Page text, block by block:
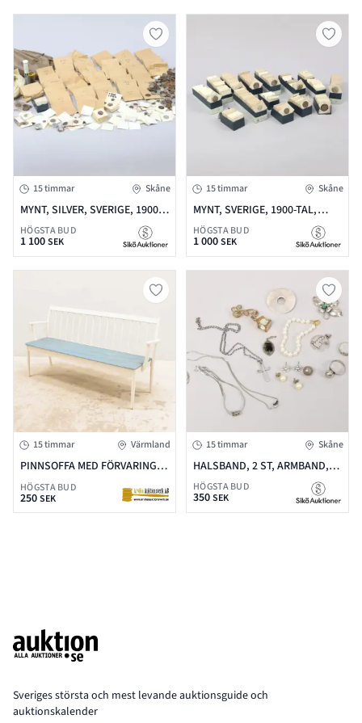
15 timmar Skåne
MYNT, SILVER, SVERIGE, 1900-
TAL
HÖGSTA BUD
1 100SEK
15 timmar Skåne
MYNT, SVERIGE, 1900-TAL,
DELVIS SILVER
HÖGSTA BUD
1 000SEK
15 timmar Värmland
PINNSOFFA MED FÖRVARING,
EDSBYVERKEN, 1900-TALETS
ANDRA HÄLFT, SITS KLÄDD I
GALON, B: 161CM
HÖGSTA BUD
250SEK
15 timmar Skåne
HALSBAND, 2 ST, ARMBAND,
BROSCH, RINGAR, HÄNGE,
SILVER V=46 G + ARMBAND,
BROSCH OCH ÖRHÄNGE
HÖGSTA BUD
350SEK
Sveriges största och mest levande auktionsguide och
auktionskalender